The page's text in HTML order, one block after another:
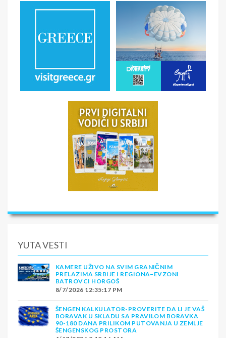
YUTA VESTI
KAMERE UŽIVO NA SVIM GRANIČNIM
PRELAZIMA SRBIJE I REGIONA–EVZONI
BATROVCI HORGOŠ
8/7/2026 12:35:17 PM
ŠENGEN KALKULATOR-PROVERITE DA LI JE VAŠ
BORAVAK U SKLADU SA PRAVILOM BORAVKA
90-180 DANA PRILIKOM PUTOVANJA U ZEMLJE
ŠENGENSKOG PROSTORA